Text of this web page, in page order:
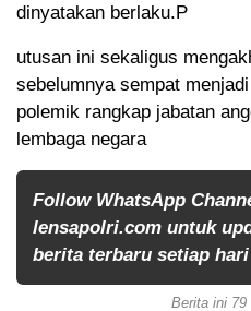
dinyatakan berlaku.P
utusan ini sekaligus
sebelumnya sempat
polemik rangkap jabatan
lembaga negara
Follow WhatsApp
lensapolri.com untuk
berita terbaru setiap hari
Berita ini 79